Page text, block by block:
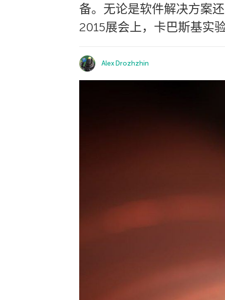
备。无论是软件解决方案
2015展会上，卡巴斯基实
Alex Drozhzhin